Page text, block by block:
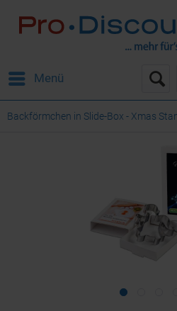
Menü
Backförmchen in Slide-Box - Xmas